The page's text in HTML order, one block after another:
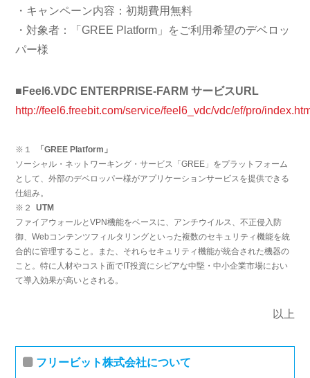
・キャンペーン内容：初期費用無料
・対象者：「GREE Platform」をご利用希望のデベロッ
パー様
■Feel6.VDC ENTERPRISE-FARM サービスURL
http://feel6.freebit.com/service/feel6_vdc/vdc/ef/pro/
※１
「GREE Platform」
ソーシャル・ネットワーキング・サービス「GREE」をプラットフォーム
として、外部のデベロッパー様がアプリケーションサービスを提供できる
仕組み。
※２UTM
ファイアウォールとVPN機能をベースに、アンチウイルス、不正侵入防
御、Webコンテンツフィルタリングといった複数のセキュリティ機能を統
合的に管理すること。また、それらセキュリティ機能が統合された機器の
こと。特に人材やコスト面でIT投資にシビアな中堅・中小企業市場におい
て導入効果が高いとされる。
以上
フリービット株式会社について